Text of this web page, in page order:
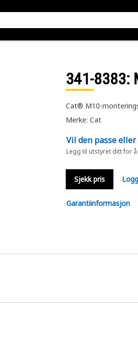
341-8383:
Cat® M10-
Merke: Cat
Vil den passe
Legg til utstyret ditt for
Sjekk pris
Garantiinformasjon